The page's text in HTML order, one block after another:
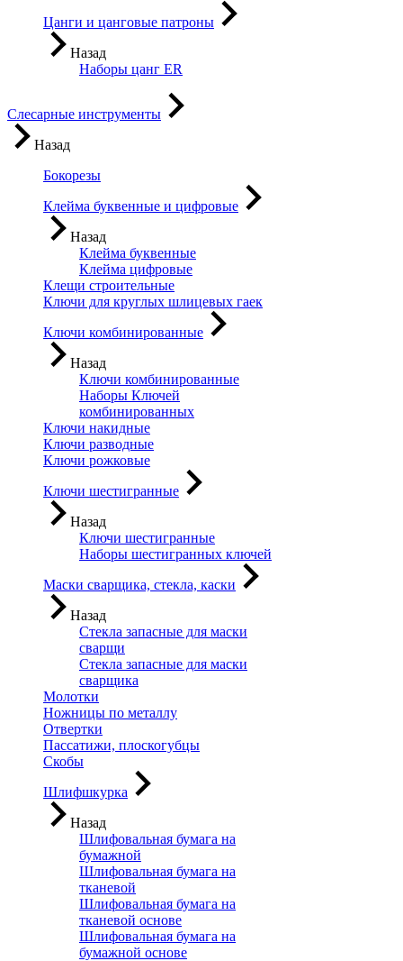
Цанги и цанговые патроны
Назад
Наборы цанг ER
Слесарные инструменты
Назад
Бокорезы
Клейма буквенные и цифровые
Назад
Клейма буквенные
Клейма цифровые
Клещи строительные
Ключи для круглых шлицевых гаек
Ключи комбинированные
Назад
Ключи комбинированные
Наборы Ключей
комбинированных
Ключи накидные
Ключи разводные
Ключи рожковые
Ключи шестигранные
Назад
Ключи шестигранные
Наборы шестигранных ключей
Маски сварщика, стекла, каски
Назад
Стекла запасные для маски
сварщи
Стекла запасные для маски
сварщика
Молотки
Ножницы по металлу
Отвертки
Пассатижи, плоскогубцы
Скобы
Шлифшкурка
Назад
Шлифовальная бумага на
бумажной
Шлифовальная бумага на
тканевой
Шлифовальная бумага на
тканевой основе
Шлифовальная бумага на
бумажной основе